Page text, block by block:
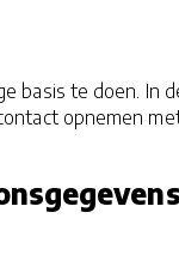
basis te doen. In
opnemen